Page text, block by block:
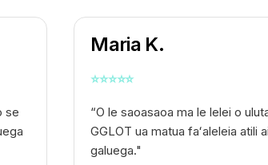
se
Maria K.
⭐⭐⭐⭐⭐
“O le saoasaoa ma le lelei o
GGLOT ua matua faʻaleleia atili
galuega."